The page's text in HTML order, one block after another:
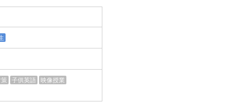
子供英語 映像授業